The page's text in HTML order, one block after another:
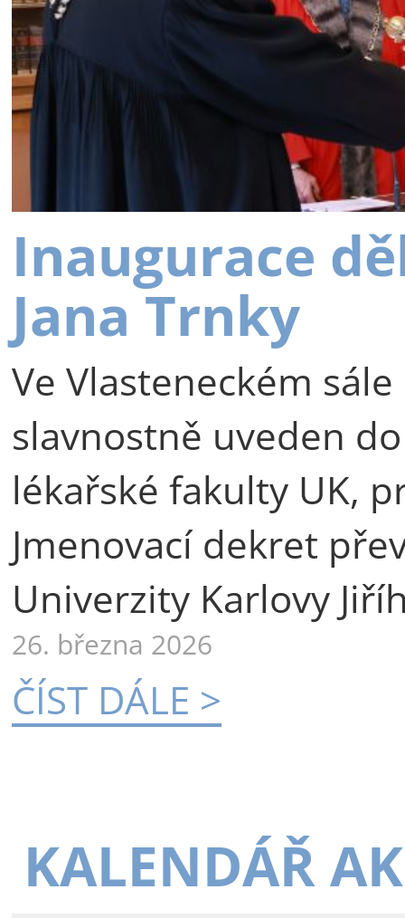
Inaugurace
Jana Trnky
Ve Vlasteneckém
slavnostně uveden
lékařské fakulty UK,
Jmenovací dekret
Univerzity Karlovy
26. března 2026
ČÍST DÁLE >
KALENDÁŘ